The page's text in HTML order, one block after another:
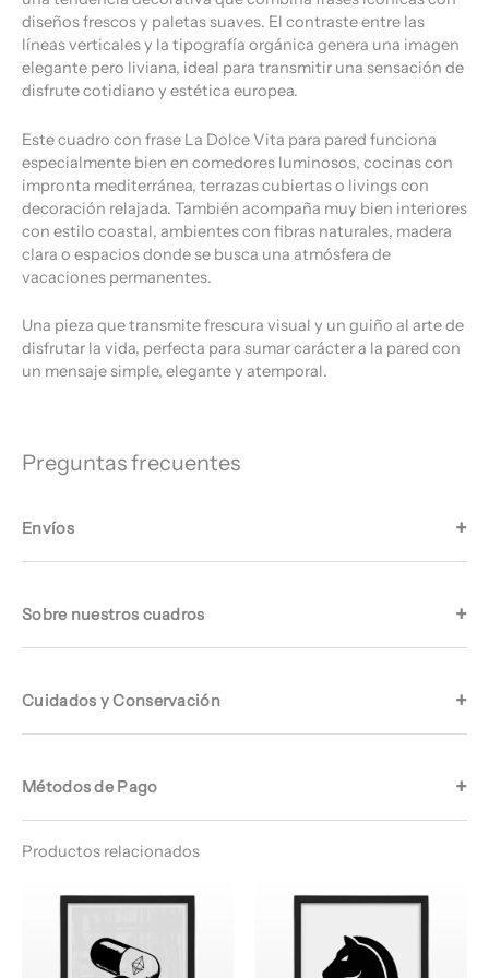
diseños frescos y paletas suaves. El contraste entre las
líneas verticales y la tipografía orgánica genera una imagen
elegante pero liviana, ideal para transmitir una sensación de
disfrute cotidiano y estética europea.
Este cuadro con frase La Dolce Vita para pared funciona
especialmente bien en comedores luminosos, cocinas con
impronta mediterránea, terrazas cubiertas o livings con
decoración relajada. También acompaña muy bien interiores
con estilo coastal, ambientes con fibras naturales, madera
clara o espacios donde se busca una atmósfera de
vacaciones permanentes.
Una pieza que transmite frescura visual y un guiño al arte de
disfrutar la vida, perfecta para sumar carácter a la pared con
un mensaje simple, elegante y atemporal.
Preguntas frecuentes
Envíos
Sobre nuestros cuadros
Cuidados y Conservación
Métodos de Pago
Productos relacionados
de
de